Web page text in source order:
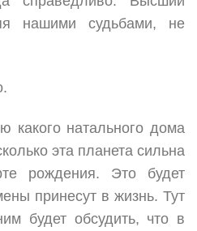
нашими судьбами, не
какого натального дома
эта планета сильна
рождения. Это будет
принесут в жизнь. Тут
будет обсудить, что в